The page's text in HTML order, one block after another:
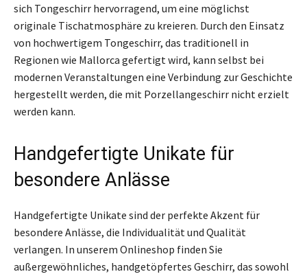
sich Tongeschirr hervorragend, um eine möglichst
originale Tischatmosphäre zu kreieren. Durch den Einsatz
von hochwertigem Tongeschirr, das traditionell in
Regionen wie Mallorca gefertigt wird, kann selbst bei
modernen Veranstaltungen eine Verbindung zur Geschichte
hergestellt werden, die mit Porzellangeschirr nicht erzielt
werden kann.
Handgefertigte Unikate für
besondere Anlässe
Handgefertigte Unikate sind der perfekte Akzent für
besondere Anlässe, die Individualität und Qualität
verlangen. In unserem Onlineshop finden Sie
außergewöhnliches, handgetöpfertes Geschirr, das sowohl